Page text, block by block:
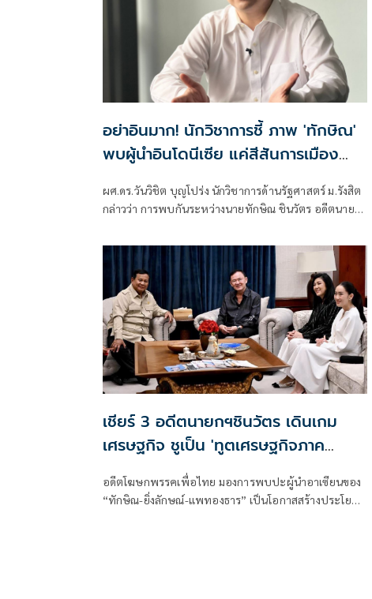
อย่าอินมาก! นักวิชาการชี้ ภาพ 'ทักษิณ'
พบผู้นำอินโดนีเซีย แค่สีสันการเมือง
ไม่ใช่แปลก ย้ำ นานาชาติเข้าใจ นายกฯ-
ผศ.ดร.วันวิชิต บุญโปร่ง นักวิชาการด้านรัฐศาสตร์ ม.รังสิต
กล่าวว่า การพบกันระหว่างนายทักษิณ ชินวัตร อดีตนายก
อินโดนีเซีย ไม่ใช่เรื่องผิดปกติ เพราะทั้งสองมีความสัมพันธ์
ส่วนตัวที่สั่งสมมาเป็นเวลานาน ภาพที่ออกมา เป็นสีสัน
การเมืองเท่านั้น
เชียร์ 3 อดีตนายกฯชินวัตร เดินเกม
เศรษฐกิจ ชูเป็น 'ทูตเศรษฐกิจภาค
อดีตโฆษกพรรคเพื่อไทย มองการพบปะผู้นำอาเซียนของ
“ทักษิณ-ยิ่งลักษณ์-แพทองธาร” เป็นโอกาสสร้างประโยชน์